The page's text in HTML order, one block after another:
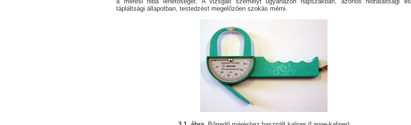
tápláltsági állapotban, testedzést megelőzően szokás mérni.